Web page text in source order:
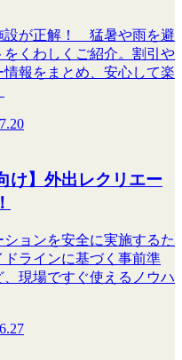
設が正解！ 猛暑や雨を避
くわしくご紹介。割引や
報をまとめ、安心して楽
け】外出レクリエー
ョンを安全に実施するた
ラインに基づく事前準
現場ですぐ使えるノウハ